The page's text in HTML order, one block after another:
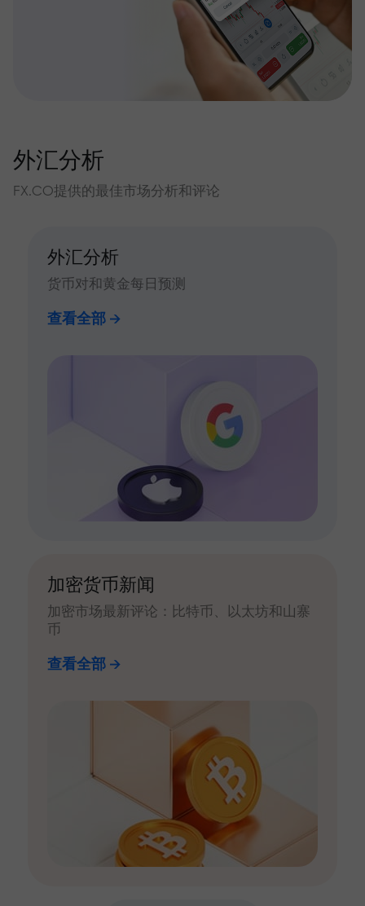
外汇分析
FX.CO提供的最佳市场分析和评论
外汇分析
货币对和黄金每日预测
查看全部
加密货币新闻
加密市场最新评论：比特币、以太坊和山寨
币
查看全部